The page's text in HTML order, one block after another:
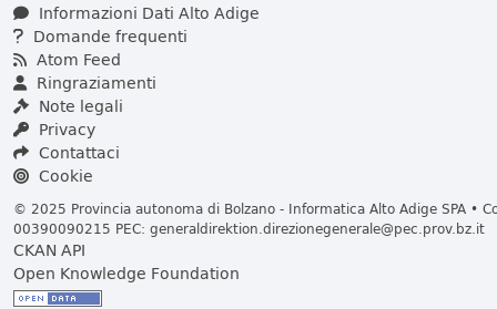
Informazioni Dati Alto Adige
Domande frequenti
Atom Feed
Ringraziamenti
Note legali
Privacy
Contattaci
Cookie
© 2025 Provincia autonoma di Bolzano - Informatica Alto Adige SPA •
00390090215 PEC: generaldirektion.direzionegenerale@pec.prov.bz.it
CKAN API
Open Knowledge Foundation